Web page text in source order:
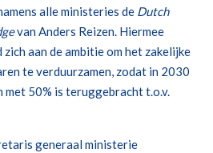
alle ministeries de Dutch
van Anders Reizen. Hiermee
aan de ambitie om het zakelijke
te verduurzamen, zodat in 2030
50% is teruggebracht t.o.v.
generaal ministerie